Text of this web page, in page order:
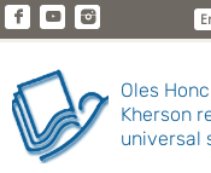
Oles
Kherson
universal